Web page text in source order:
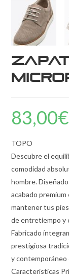
83,00€
TOPO
Descubre el
comodidad
hombre.
acabado
mantener tus
de entretiempo y
Fabricado
prestigiosa
y contemporáneo
Características